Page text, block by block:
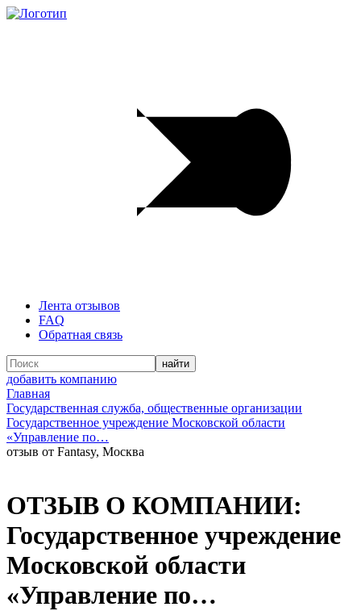
Лента отзывов
FAQ
Обратная связь
добавить компанию
Главная
Государственная служба, общественные организации
Государственное учреждение Московской области
«Управление по…
отзыв от Fantasy, Москва
ОТЗЫВ О КОМПАНИИ:
Государственное учреждение
Московской области
«Управление по…